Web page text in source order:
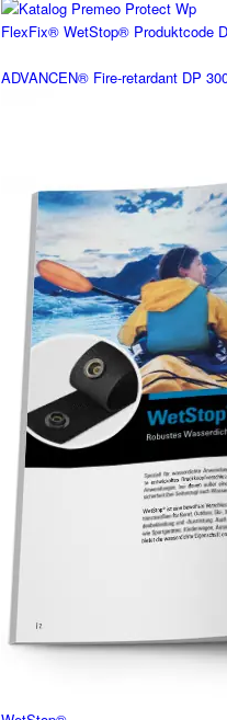
FlexFix® WetStop® Produktcode
ADVANCEN® Fire-retardant DP